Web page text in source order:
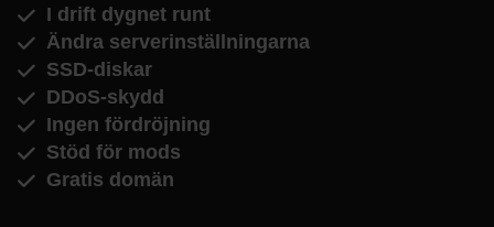
I drift dygnet runt
Ändra serverinställningarna
SSD-diskar
DDoS-skydd
Ingen fördröjning
Stöd för mods
Gratis domän